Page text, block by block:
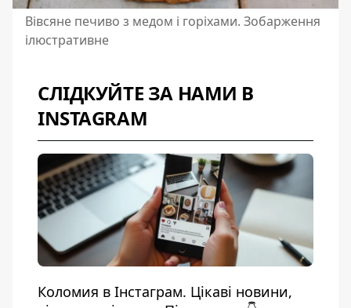
Вівсяне печиво з медом і горіхами. Зобарження
ілюстративне
СЛІДКУЙТЕ ЗА НАМИ В
INSTAGRAM
Коломия в Інстаграм. Цікаві новини,